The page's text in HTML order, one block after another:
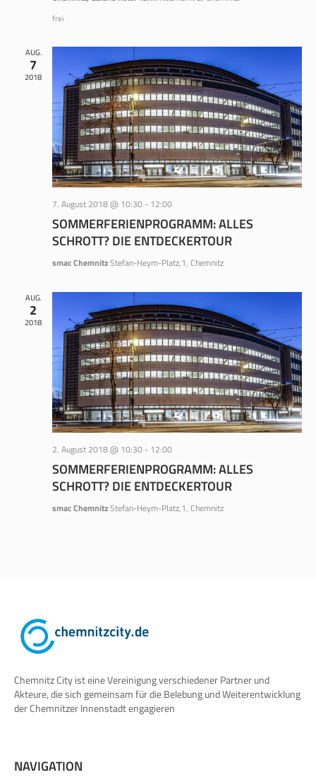
frei
AUG.
7
2018
7. August 2018 @ 10:30 - 12:00
SOMMERFERIENPROGRAMM: ALLES
SCHROTT? DIE ENTDECKERTOUR
smac ChemnitzStefan-Heym-Platz,1, Chemnitz
AUG.
2
2018
2. August 2018 @ 10:30 - 12:00
SOMMERFERIENPROGRAMM: ALLES
SCHROTT? DIE ENTDECKERTOUR
smac ChemnitzStefan-Heym-Platz,1, Chemnitz
Chemnitz City ist eine Vereinigung verschiedener Partner und
Akteure, die sich gemeinsam für die Belebung und Weiterentwicklung
der Chemnitzer Innenstadt engagieren
NAVIGATION